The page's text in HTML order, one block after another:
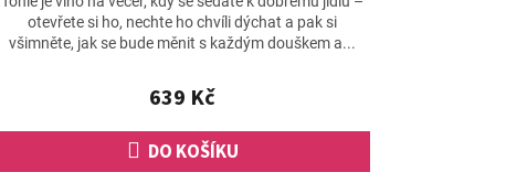
639 Kč
DO KOŠÍKU
otevřete si ho, nechte ho chvíli dýchat a pak si
všimněte, jak se bude měnit s každým douškem a...